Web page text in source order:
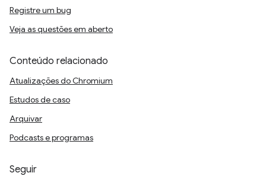
Registre um bug
Veja as questões em aberto
Conteúdo relacionado
Atualizações do Chromium
Estudos de caso
Arquivar
Podcasts e programas
Seguir